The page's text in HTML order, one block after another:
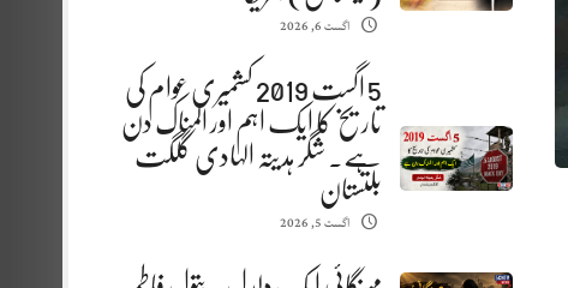
اگست 6, 2026
5 اگست 2019 کشمیری عوام کی
تاریخ کا ایک اہم اور المناک دن
ہے. شگر ہدیتہ الہادی گلگت
بلتستان
اگست 5, 2026